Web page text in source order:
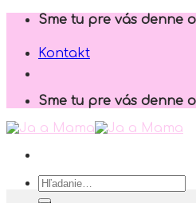
Skip
content
Sme tu pre vás denne
Kontakt
Sme tu pre vás denne
Hľadať: